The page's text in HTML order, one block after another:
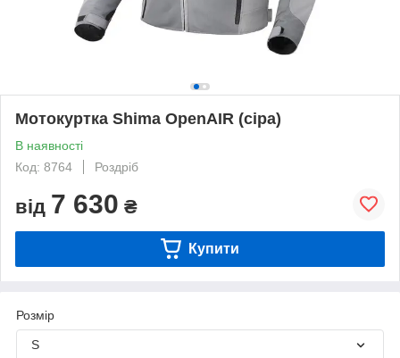
Мотокуртка Shima OpenAIR (сіра)
В наявності
Код: 8764
Роздріб
від 7 630 ₴
Купити
Розмір
S